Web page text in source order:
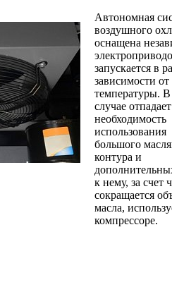
Автономная
воздушного
оснащена
запускается в
зависимости от
температуры.
случае отпадает
необходимость
использования
большого
контура и
к нему, за счет
сокращается
масла,
компрессоре.